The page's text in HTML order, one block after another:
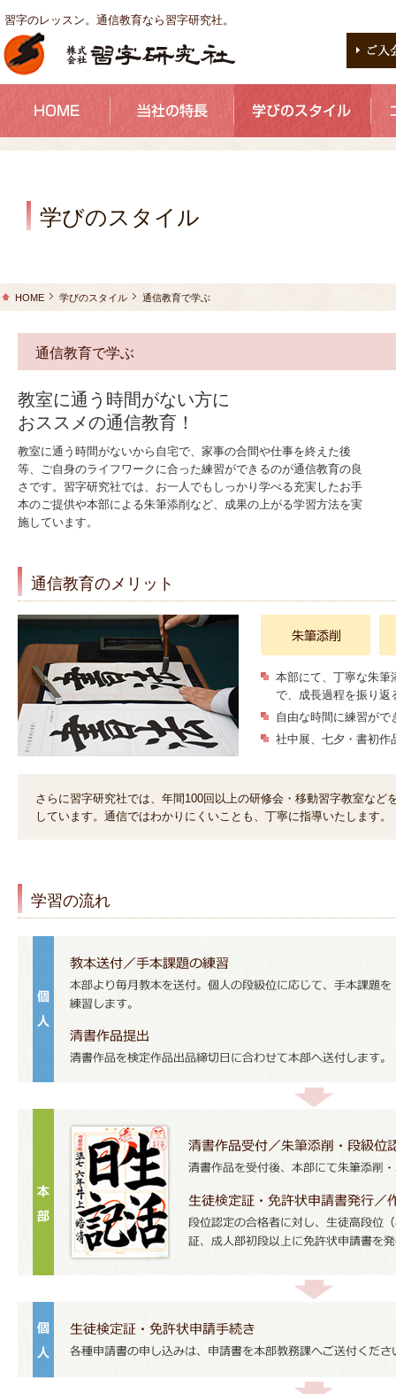
習字のレッスン。通信教育なら習字研究社。
学びのスタイル
HOME 学びのスタイル 通信教育で学ぶ
通信教育で学ぶ
教室に通う時間がない方に
おススメの通信教育！
教室に通う時間がないから自宅で、家事の合間や仕事を終えた後
等、ご自身のライフワークに合った練習ができるのが通信教育の良
さです。習字研究社では、お一人でもしっかり学べる充実したお手
本のご提供や本部による朱筆添削など、成果の上がる学習方法を実
施しています。
通信教育のメリット
本部にて、丁寧な朱筆
で、成長過程を振り返
自由な時間に練習がで
社中展、七夕・書初作
さらに習字研究社では、年間100回以上の研修会・移動習字教室など
しています。通信ではわかりにくいことも、丁寧に指導いたします。
学習の流れ